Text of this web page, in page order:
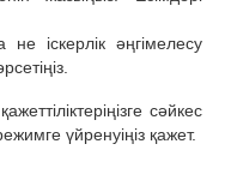
іскерлік әңгімелесу
сәйкес
үйренуіңіз қажет.